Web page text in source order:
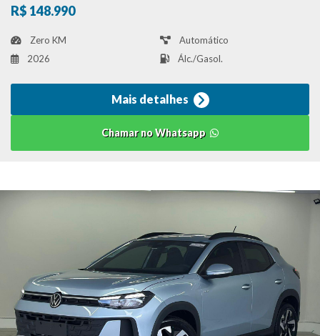
R$ 148.990
Zero KM
Automático
2026
Álc./Gasol.
Mais detalhes
Chamar no Whatsapp